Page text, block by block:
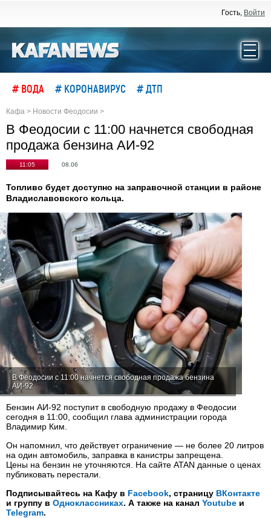
Гость, Войти
# ВОДА # КОРОНАВИРУС # ДТП
Кафа > Новости Феодосии >
В Феодосии с 11:00 начнется свободная
продажа бензина АИ-92
11:05 08.06
Топливо будет доступно на заправочной станции в районе
Владиславовского кольца.
В Феодосии с 11:00 начнется свободная продажа бензина
АИ-92
Бензин АИ-92 поступит в свободную продажу в Феодосии
сегодня в 11:00, сообщил глава администрации города
Владимир Ким.
Он напомнил, что действует ограничение — не более 20 литров
на один автомобиль, заправка в канистры запрещена.
Цены на бензин не уточняются. На сайте ATAN данные о ценах
публиковать перестали.
Подписывайтесь на Кафу в Facebook, страницу ВКонтакте
и группу в Одноклассниках. А также на канал Youtube и
Telegram.